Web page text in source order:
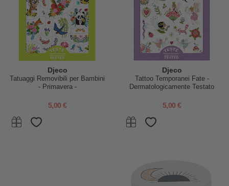
Djeco
Tatuaggi Removibili per Bambini
- Primavera -
5,00 €
Djeco
Tattoo Temporanei Fate -
Dermatologicamente Testato
5,00 €